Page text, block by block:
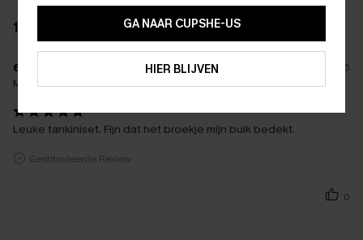
1 BEOORDELING
e****
04/06/2026
Maat Gekocht:L / L
Leuke tankiniset. Fijn dat het broekje mijn buik bedekt.
Gestimuleerde Review
0
GA NAAR CUPSHE-US
HIER BLIJVEN
15% KORTING OP 2ST+
ABONNEREN